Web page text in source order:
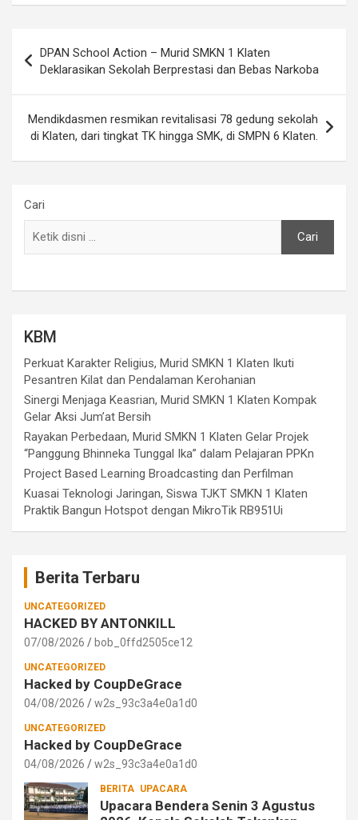
navigation
DPAN School Action – Murid SMKN 1 Klaten
Deklarasikan Sekolah Berprestasi dan Bebas Narkoba
Mendikdasmen resmikan revitalisasi 78 gedung sekolah
di Klaten, dari tingkat TK hingga SMK, di SMPN 6 Klaten.
Cari
Cari
KBM
Perkuat Karakter Religius, Murid SMKN 1 Klaten Ikuti
Pesantren Kilat dan Pendalaman Kerohanian
Sinergi Menjaga Keasrian, Murid SMKN 1 Klaten Kompak
Gelar Aksi Jum’at Bersih
Rayakan Perbedaan, Murid SMKN 1 Klaten Gelar Projek
“Panggung Bhinneka Tunggal Ika” dalam Pelajaran PPKn
Project Based Learning Broadcasting dan Perfilman
Kuasai Teknologi Jaringan, Siswa TJKT SMKN 1 Klaten
Praktik Bangun Hotspot dengan MikroTik RB951Ui
Berita Terbaru
UNCATEGORIZED
HACKED BY ANTONKILL
07/08/2026 bob_0ffd2505ce12
UNCATEGORIZED
Hacked by CoupDeGrace
04/08/2026 w2s_93c3a4e0a1d0
UNCATEGORIZED
Hacked by CoupDeGrace
04/08/2026 w2s_93c3a4e0a1d0
BERITA UPACARA
Upacara Bendera Senin 3 Agustus